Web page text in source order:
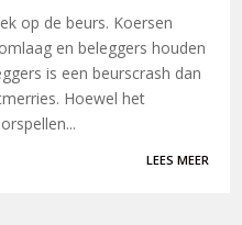
op de beurs. Koersen
en beleggers houden
is een beurscrash dan
Hoewel het
LEES MEER